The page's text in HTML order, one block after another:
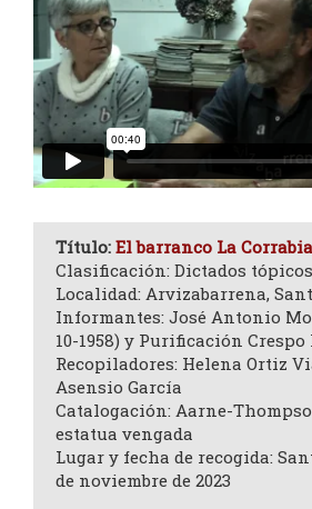
Título: El barranco La
Clasificación: Dictados
Localidad: Arvizabarrena,
Informantes: José Antonio
10-1958) y Purificación Crespo
Recopiladores: Helena Ortiz
Asensio García
Catalogación: Aarne-
estatua vengada
Lugar y fecha de recogida:
de noviembre de 2023